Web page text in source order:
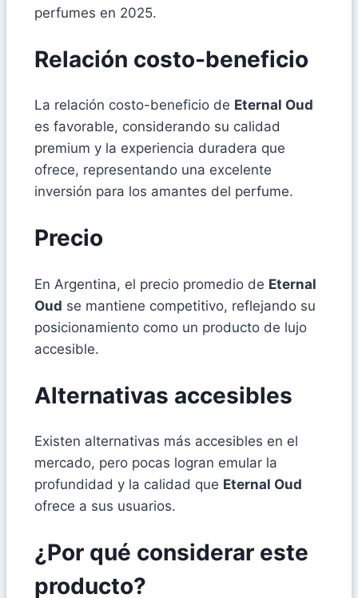
perfumes en 2025.
Relación costo-beneficio
La relación costo-beneficio de Eternal Oud
es favorable, considerando su calidad
premium y la experiencia duradera que
ofrece, representando una excelente
inversión para los amantes del perfume.
Precio
En Argentina, el precio promedio de Eternal
Oud se mantiene competitivo, reflejando su
posicionamiento como un producto de lujo
accesible.
Alternativas accesibles
Existen alternativas más accesibles en el
mercado, pero pocas logran emular la
profundidad y la calidad que Eternal Oud
ofrece a sus usuarios.
¿Por qué considerar este
producto?